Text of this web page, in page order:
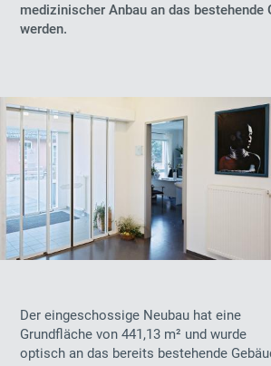
medizinischer Anbau an das bestehende
werden.
Der eingeschossige Neubau hat eine
Grundfläche von 441,13 m² und wurde
optisch an das bereits bestehende